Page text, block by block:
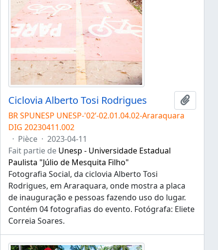
Ciclovia Alberto Tosi Rodrigues
Ajouter
BR SPUNESP UNESP-'02’-02.01.04.02-Araraquara
DIG 20230411.002
· Pièce · 2023-04-11
Fait partie de Unesp - Universidade Estadual
Paulista "Júlio de Mesquita Filho"
Fotografia Social, da ciclovia Alberto Tosi
Rodrigues, em Araraquara, onde mostra a placa
de inauguração e pessoas fazendo uso do lugar.
Contém 04 fotografias do evento. Fotógrafa: Eliete
Correia Soares.